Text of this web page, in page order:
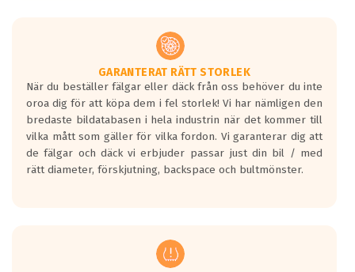
Vid körning i över 50km/h brukar
rullmotståndets ljud överträffa
motorljudet.
På däckmärkningen kommer det finnas
en symbol av ett däck med vågar. Hög
bullernivå markeras med svarta vågor
medans de vita vågorna påvisar om det är
ett tyst däck.
regelverket som introduceras år 2016.
Ett däck med två svarta vågor är redan
GARANTERAT RÄTT STORLEK
När du beställer fälgar eller däck från oss behöver du inte
oroa dig för att köpa dem i fel storlek! Vi har nämligen den
bredaste bildatabasen i hela industrin när det kommer till
vilka mått som gäller för vilka fordon. Vi garanterar dig att
de fälgar och däck vi erbjuder passar just din bil / med
rätt diameter, förskjutning, backspace och bultmönster.